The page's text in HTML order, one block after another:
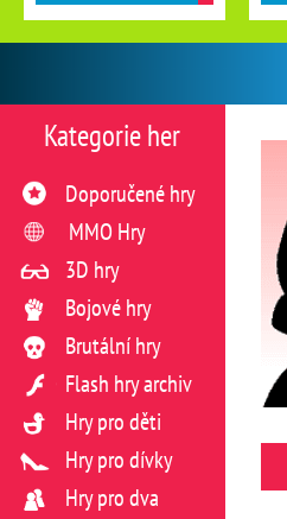
Kategorie her
Doporučené hry
MMO Hry
3D hry
Bojové hry
Brutální hry
Flash hry archiv
Hry pro děti
Hry pro dívky
Hry pro dva